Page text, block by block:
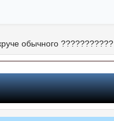
обычного ???????????